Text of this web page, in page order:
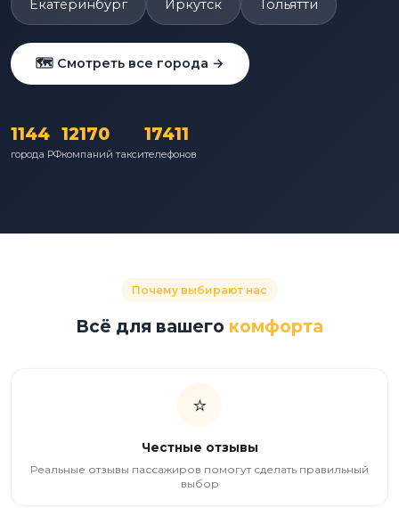
Екатеринбург Иркутск Тольятти
🗺️ Смотреть все города →
1144
города РФ
12170
компаний такси
17411
телефонов
Почему выбирают нас
Всё для вашего комфорта
⭐
Честные отзывы
Реальные отзывы пассажиров помогут сделать правильный
выбор